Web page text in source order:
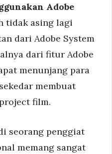
Adobe
tidak asing lagi
dari Adobe System
dari fitur Adobe
menunjang para
membuat
film.
seorang penggiat
memang sangat